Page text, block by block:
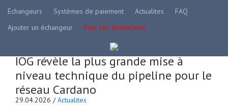
Échangeurs Systèmes de paiement Actualites
FAQ
Ajouter un échangeur
Pour les annonceurs
IOG révèle la plus grande mise à
niveau technique du pipeline pour le
réseau Cardano
29.04.2026 /Actualites